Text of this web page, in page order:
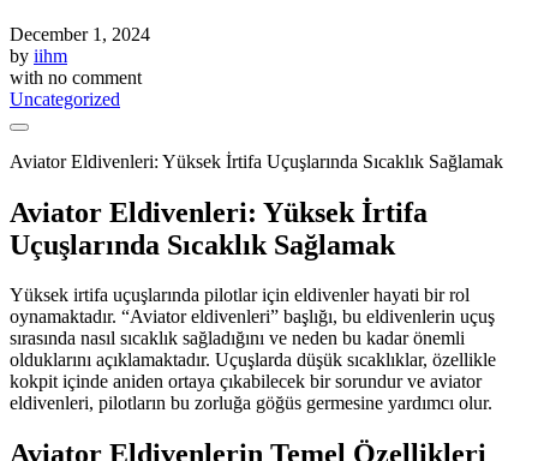
December 1, 2024
by iihm
with no comment
Uncategorized
Aviator Eldivenleri: Yüksek İrtifa Uçuşlarında Sıcaklık Sağlamak
Aviator Eldivenleri: Yüksek İrtifa
Uçuşlarında Sıcaklık Sağlamak
Yüksek irtifa uçuşlarında pilotlar için eldivenler hayati bir rol
oynamaktadır. “Aviator eldivenleri” başlığı, bu eldivenlerin uçuş
sırasında nasıl sıcaklık sağladığını ve neden bu kadar önemli
olduklarını açıklamaktadır. Uçuşlarda düşük sıcaklıklar, özellikle
kokpit içinde aniden ortaya çıkabilecek bir sorundur ve aviator
eldivenleri, pilotların bu zorluğa göğüs germesine yardımcı olur.
Aviator Eldivenlerin Temel Özellikleri